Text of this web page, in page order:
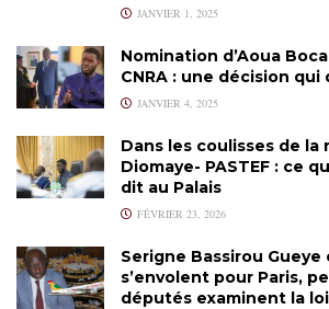
JANVIER 1, 2025
Nomination d’Aoua
CNRA : une décision qui
JANVIER 4, 2025
Dans les coulisses de la
Diomaye- PASTEF : ce
dit au Palais
FÉVRIER 23, 2026
Serigne Bassirou Gueye
s’envolent pour Paris,
députés examinent la loi